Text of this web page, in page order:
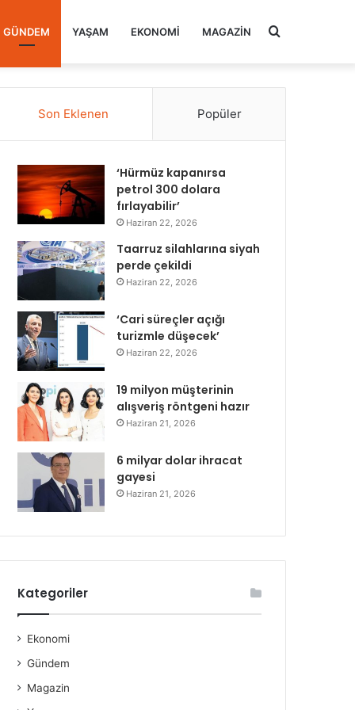
GÜNDEM YAŞAM EKONOMI MAGAZIN Arama
Son Eklenen Popüler
‘Hürmüz kapanırsa
petrol 300 dolara
fırlayabilir’
Haziran 22, 2026
Taarruz silahlarına siyah
perde çekildi
Haziran 22, 2026
‘Cari süreçler açığı
turizmle düşecek’
Haziran 22, 2026
19 milyon müşterinin
alışveriş röntgeni hazır
Haziran 21, 2026
6 milyar dolar ihracat
gayesi
Haziran 21, 2026
Kategoriler
Ekonomi
Gündem
Magazin